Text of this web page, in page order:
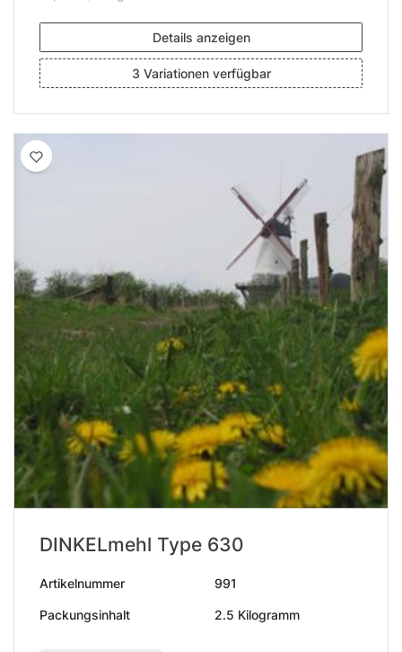
Details anzeigen
3 Variationen verfügbar
DINKELmehl Type 630
Artikelnummer 991
Packungsinhalt 2.5 Kilogramm